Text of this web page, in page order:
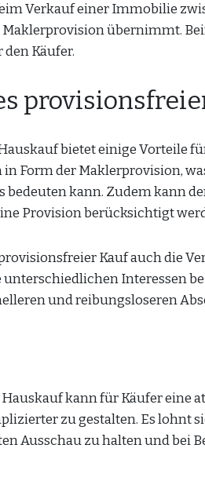
Verkauf einer Immobilie
Maklerprovision übernimmt.
Käufer.
bietet einige Vorteile
Form der Maklerprovision,
bedeuten kann. Zudem kann
Provision berücksichtigt
Kauf auch die
unterschiedlichen Interessen
und reibungsloseren
kann für Käufer eine
zu gestalten. Es lohnt
Ausschau zu halten und bei